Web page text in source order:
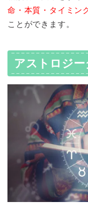
命・本質・タイミン
ことができます。
アストロジ